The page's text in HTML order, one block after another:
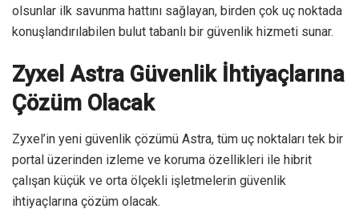
olsunlar ilk savunma hattını sağlayan, birden çok uç noktada
konuşlandırılabilen bulut tabanlı bir güvenlik hizmeti sunar.
Zyxel Astra Güvenlik İhtiyaçlarına
Çözüm Olacak
Zyxel’in yeni güvenlik çözümü Astra, tüm uç noktaları tek bir
portal üzerinden izleme ve koruma özellikleri ile hibrit
çalışan küçük ve orta ölçekli işletmelerin güvenlik
ihtiyaçlarına çözüm olacak.